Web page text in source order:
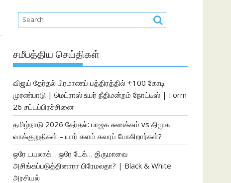
சமீபத்திய செய்திகள்
விஜய் தேர்தல் பிரமாணப் பத்திரத்தில் ₹100 கோடி
முரண்பாடு | மெட்ராஸ் உயர் நீதிமன்றம் நோட்டீஸ் | Form
26 சட்டப்பிரச்சினை
தமிழ்நாடு 2026 தேர்தல்: பாஜக சுணக்கம் vs திமுக
வாக்குறுதிகள் – யார் களம் கவரப் போகிறார்கள்?
ஒரே டயலாக்… ஒரே டேக்… திருமாவை
அசிங்கப்படுத்தினாரா பிரேமலதா? | Black & White
அரசியல்